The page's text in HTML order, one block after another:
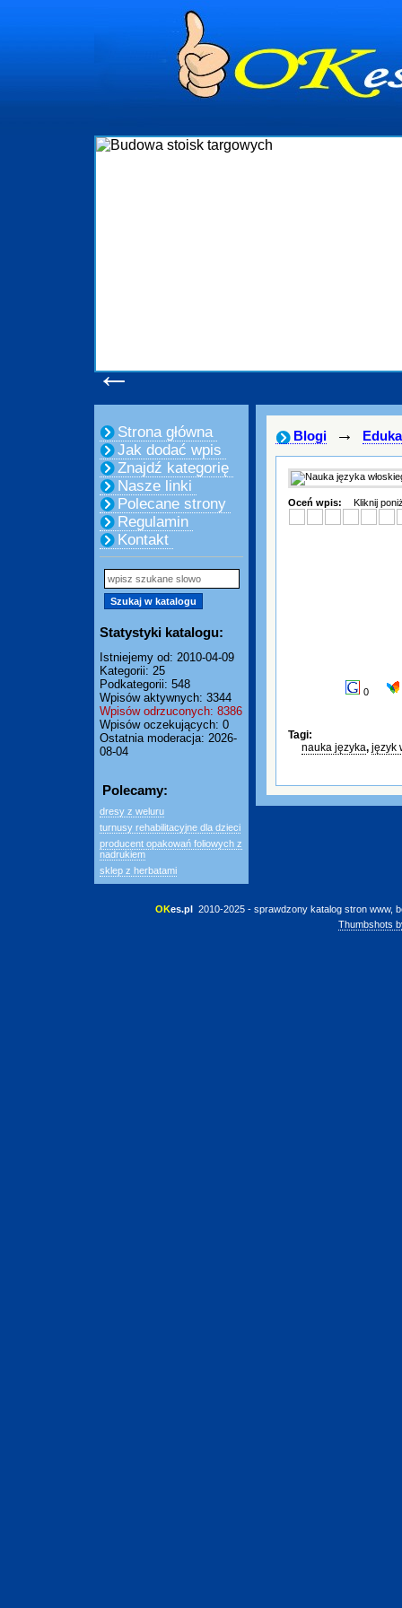
←
Strona główna
Jak dodać wpis
Znajdź kategorię
Nasze linki
Polecane strony
Regulamin
Kontakt
Statystyki katalogu:
Istniejemy od: 2010-04-09
Kategorii: 25
Podkategorii: 548
Wpisów aktywnych: 3344
Wpisów odrzuconych: 8386
Wpisów oczekujących: 0
Ostatnia moderacja: 2026-
08-04
Polecamy:
dresy z weluru
turnusy rehabilitacyjne dla dzieci
producent opakowań foliowych z
nadrukiem
sklep z herbatami
Blogi →
Oceń wpis: Kliknij
0
Tagi:
nauka języka, język
OKes.pl 2010-2025 - sprawdzony katalog stron www,
Thumbshots